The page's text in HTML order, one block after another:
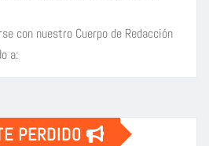
con nuestro Cuerpo de Redacción
a:
PERDIDO